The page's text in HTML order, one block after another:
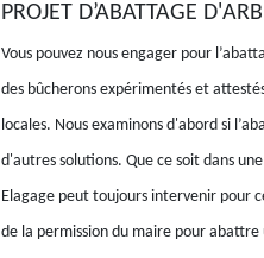
PROJET D’ABATTAGE
Vous pouvez nous engager pour
des bûcherons expérimentés et
locales. Nous examinons d'abord si
d'autres solutions. Que ce soit dans
Elagage peut toujours intervenir pour
de la permission du maire pour